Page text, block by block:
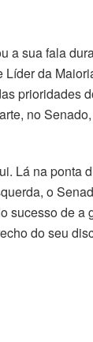
a sua fala
da
prioridades
no
Lá na ponta
o
sucesso de a
do seu